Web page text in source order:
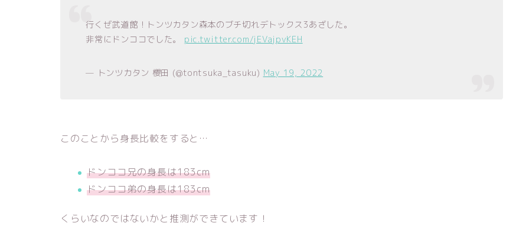
行くぜ武道館！トンツカタン森本のブチ切れデトックス3あざした。
非常にドンココでした。 pic.twitter.com/jEVajpvKEH
— トンツカタン 櫻田 (@tontsuka_tasuku) May 19, 2022
このことから身長比較をすると…
ドンココ兄の身長は183cm
ドンココ弟の身長は183cm
くらいなのではないかと推測ができています！